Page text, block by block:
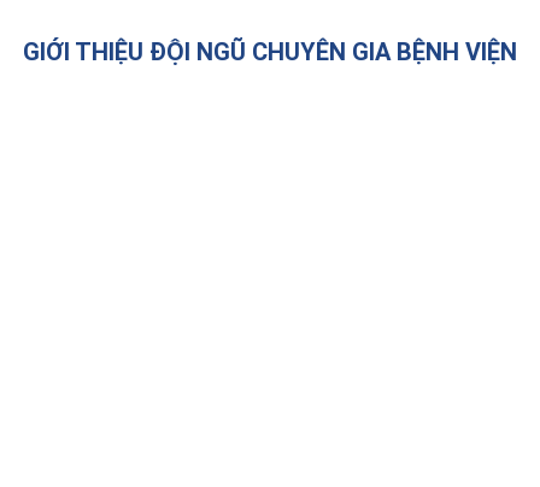
GIỚI THIỆU ĐỘI NGŨ CHUYÊN GIA BỆNH VIỆN